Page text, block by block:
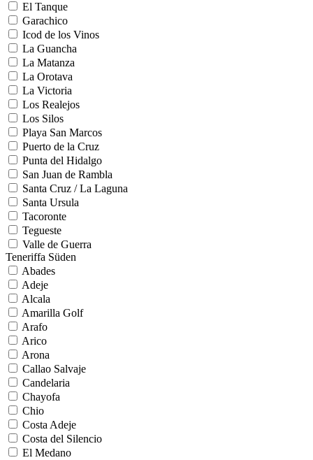
El Tanque
Garachico
Icod de los Vinos
La Guancha
La Matanza
La Orotava
La Victoria
Los Realejos
Los Silos
Playa San Marcos
Puerto de la Cruz
Punta del Hidalgo
San Juan de Rambla
Santa Cruz / La Laguna
Santa Ursula
Tacoronte
Tegueste
Valle de Guerra
Teneriffa Süden
Abades
Adeje
Alcala
Amarilla Golf
Arafo
Arico
Arona
Callao Salvaje
Candelaria
Chayofa
Chio
Costa Adeje
Costa del Silencio
El Medano